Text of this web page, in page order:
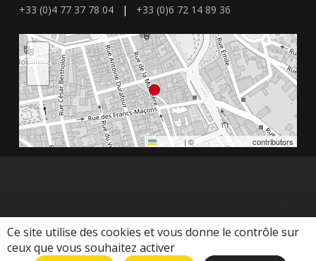
Ce site utilise des cookies et vous donne le contrôle sur
ceux que vous souhaitez activer
+33 (0)4 77 37 78 04| +33 (0)6 72 14 89 36
+
Leaflet |©OpenStreetMap contributors
© 2026 Les Charrons. Agence les Charrons - Mis en place par